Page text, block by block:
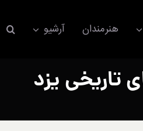
هنرمندان آرشیو
تاریخی یزد